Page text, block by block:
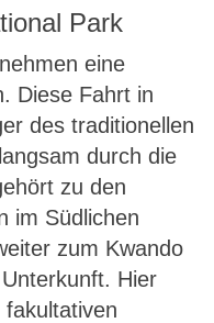
Park
eine
Diese Fahrt in
des traditionellen
durch die
zu den
im Südlichen
zum Kwando
Hier